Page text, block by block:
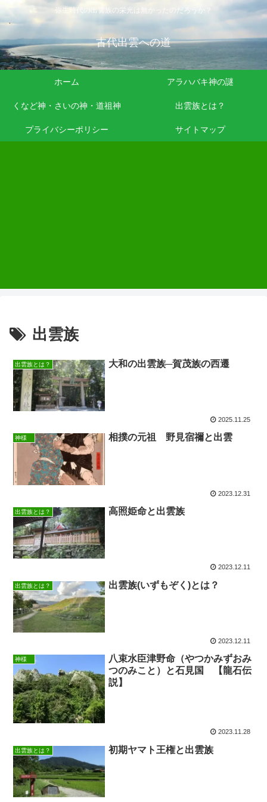
弥生時代の出雲族の栄光は無かったのだろうか？
古代出雲への道
ホーム アラハバキ神の謎
くなど神・さいの神・道祖神 出雲族とは？
プライバシーポリシー サイトマップ
出雲族
出雲族とは？ 大和の出雲族─賀茂族の西遷
2025.11.25
神様 相撲の元祖 野見宿禰と出雲
2023.12.31
出雲族とは？ 高照姫命と出雲族
2023.12.11
出雲族とは？ 出雲族(いずもぞく)とは？
2023.12.11
神様
八束水臣津野命（やつかみずおみ
つのみこと）と石見国 【龍石伝
説】
2023.11.28
出雲族とは？ 初期ヤマト王権と出雲族